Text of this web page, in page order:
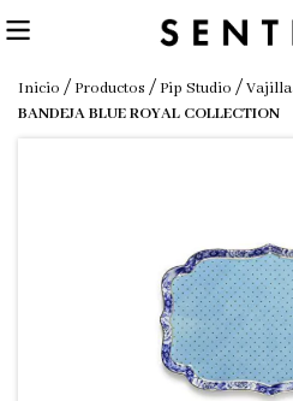
Inicio / Productos / Pip Studio /Vajilla
BANDEJA BLUE ROYAL COLLECTION